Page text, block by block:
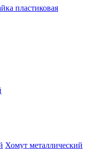
пластиковая
Хомут металлический